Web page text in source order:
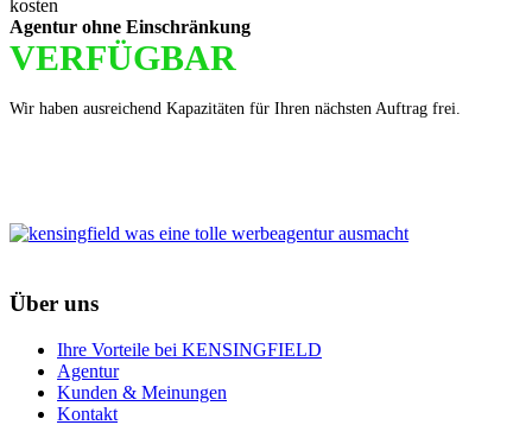
Agentur ohne Einschränkung
VERFÜGBAR
Wir haben ausreichend Kapazitäten für Ihren nächsten Auftrag frei.
Über uns
Ihre Vorteile bei KENSINGFIELD
Agentur
Kunden & Meinungen
Kontakt